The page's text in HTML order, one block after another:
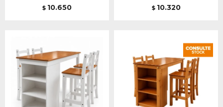
$ 10.650 $ 10.320